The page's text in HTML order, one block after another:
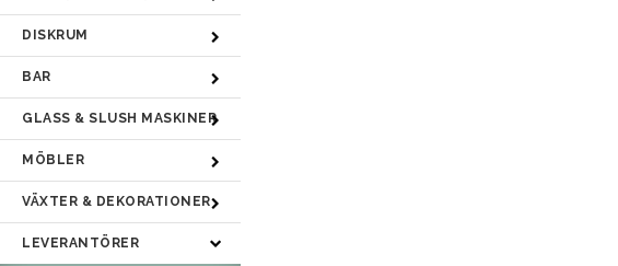
DISKRUM
BAR
GLASS & SLUSH MASKINER
MÖBLER
VÄXTER & DEKORATIONER
LEVERANTÖRER